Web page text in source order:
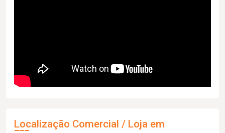
Localização Comercial / Loja em